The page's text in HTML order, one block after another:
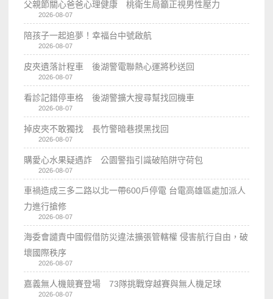
父親節關心爸爸心理健康 桃衛生局籲正視男性壓力
2026-08-07
陪孩子一起追夢！幸福台中號啟航
2026-08-07
皮夾遺落計程車 後湖警電聯熱心運將秒送回
2026-08-07
看診記錯停車格 後湖警擴大搜尋幫找回機車
2026-08-07
掉皮夾不敢獨找 長竹警暗巷摸黑找回
2026-08-07
購愛心水果疑遇詐 公園警指引識破陷阱守荷包
2026-08-07
車禍造成三多二路以北一帶600戶停電 台電高雄區處加派人
力進行搶修
2026-08-07
海委會譴責中國假借防災違法擴張管轄權 侵害航行自由，破
壞國際秩序
2026-08-07
嘉義無人機競賽登場 73隊挑戰穿越賽與無人機足球
2026-08-07